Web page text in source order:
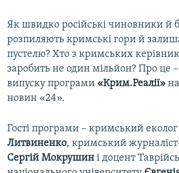
Як швидко російські чиновники й
розпиляють кримські гори й
пустелю? Хто з кримських
заробить не один мільйон? Про це
випуску програми «Крим.Реалії»
новин «24».
Гості програми – кримський еколог
Литвиненко, кримський
Сергій Мокрушин і доцент